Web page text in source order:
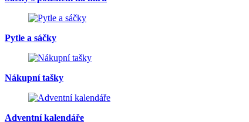
Pytle a sáčky
Nákupní tašky
Adventní kalendáře